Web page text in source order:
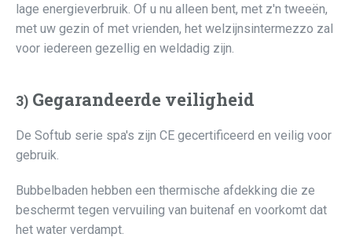
lage energieverbruik. Of u nu alleen bent, met z'n tweeën,
met uw gezin of met vrienden, het welzijnsintermezzo zal
voor iedereen gezellig en weldadig zijn.
3) Gegarandeerde veiligheid
De Softub serie spa's zijn CE gecertificeerd en veilig voor
gebruik.
Bubbelbaden hebben een thermische afdekking die ze
beschermt tegen vervuiling van buitenaf en voorkomt dat
het water verdampt.